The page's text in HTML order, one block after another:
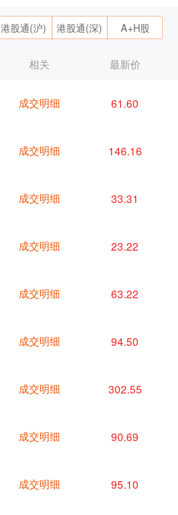
港股通(沪) 港股通(深) A+H股
相关 最新价
成交明细 61.60
成交明细 146.16
成交明细 33.31
成交明细 23.22
成交明细 63.22
成交明细 94.50
成交明细 302.55
成交明细 90.69
成交明细 95.10